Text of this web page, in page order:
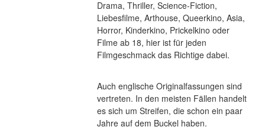
Drama, Thriller, Science-Fiction,
Liebesfilme, Arthouse, Queerkino, Asia,
Horror, Kinderkino, Prickelkino oder
Filme ab 18, hier ist für jeden
Filmgeschmack das Richtige dabei.
Auch englische Originalfassungen sind
vertreten. In den meisten Fällen handelt
es sich um Streifen, die schon ein paar
Jahre auf dem Buckel haben.